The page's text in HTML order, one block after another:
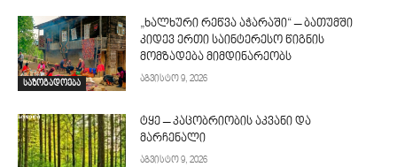
საზოგადოება
„ხალხური რეწვა აჭარაში“ – ბათუმში
კიდევ ერთი საინტერესო წიგნის
მომზადება მიმდინარეობს
აგვისტო 9, 2026
ტყე – კაცობრიობის აკვანი და
მარჩენალი
აგვისტო 9, 2026